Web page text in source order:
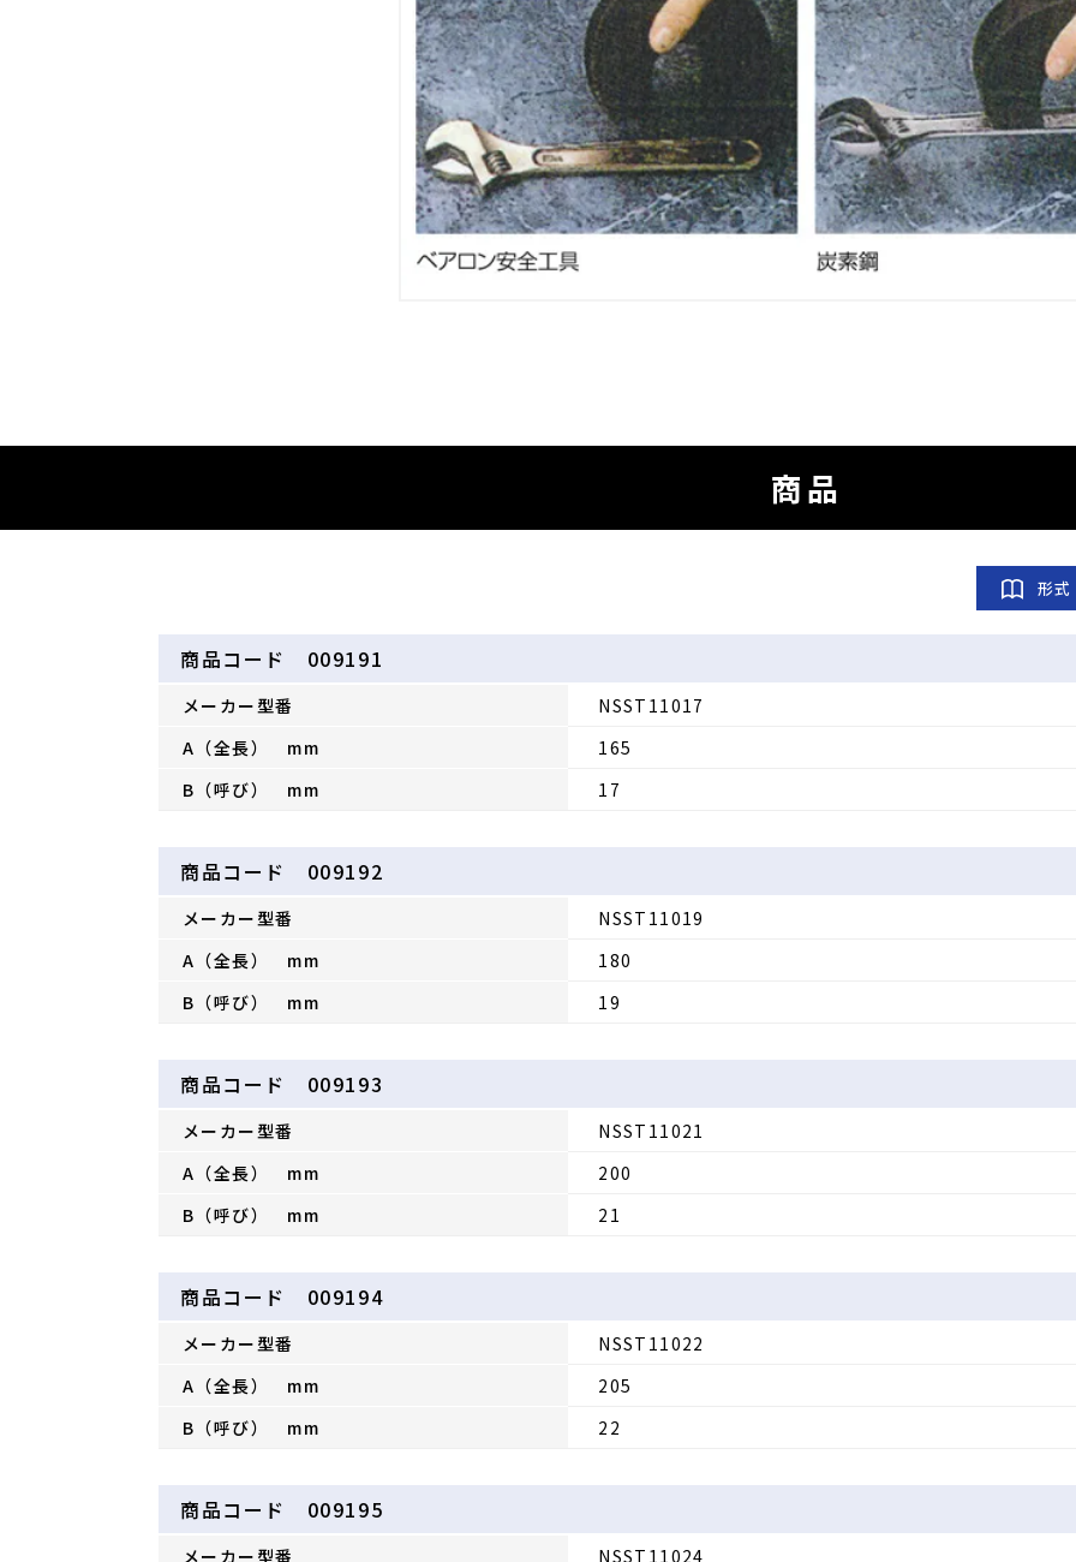
商品
形
商品コード 009191
メーカー型番
NSST11017
A（全長） mm
165
B（呼び） mm
17
商品コード 009192
メーカー型番
NSST11019
A（全長） mm
180
B（呼び） mm
19
商品コード 009193
メーカー型番
NSST11021
A（全長） mm
200
B（呼び） mm
21
商品コード 009194
メーカー型番
NSST11022
A（全長） mm
205
B（呼び） mm
22
商品コード 009195
メーカー型番
NSST11024